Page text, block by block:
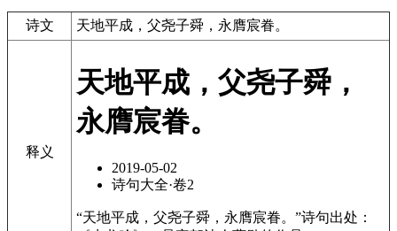
诗文 天地平成，父尧子舜，永膺宸眷。
释义
天地平成，父尧子舜，
永膺宸眷。
2019-05-02
诗句大全·卷2
“天地平成，父尧子舜，永膺宸眷。”诗句出处：